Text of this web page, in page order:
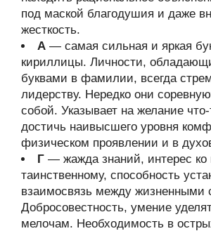
под маской благодушия и даже
жесткость.
А — самая сильная и яркая
кириллицы. Личности,
буквами в фамилии, всегда
лидерству. Нередко они
собой. Указывает на желание
достичь наивысшего уровня
физическом проявлении и в
Г — жажда знаний, интерес ко
таинственному, способность
взаимосвязь между жизненными
Добросовестность, умение
мелочам. Необходимость в